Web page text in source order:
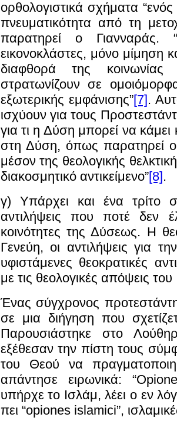
ορθολογιστικά σχήματα
πνευματικότητα από τη
παρατηρεί ο Γιανναράς.
εικονοκλάστες, μόνο μίμηση
διαφθορά της
στρατωνίζουν σε
εξωτερικής εμφάνισης”[7].
ισχύουν για τους
για τι η Δύση μπορεί να
στη Δύση, όπως παρατηρεί
μέσον της θεολογικής
διακοσμητικό αντικείμενο”[8].
γ) Υπάρχει και ένα τρίτο
αντιλήψεις που ποτέ δεν
κοινότητες της Δύσεως. Η
Γενεύη, οι αντιλήψεις για
υφιστάμενες θεοκρατικές
με τις θεολογικές απόψεις
Ένας σύγχρονος
σε μια διήγηση που
Παρουσιάστηκε στο
εξέθεσαν την πίστη τους
του Θεού να
απάντησε ειρωνικά:
υπήρχε το Ισλάμ, λέει ο εν
πει “opiones islamici”,